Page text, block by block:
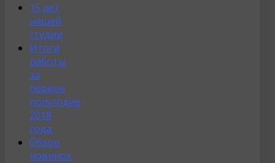
15 лет
нашей
студии
Итоги
работы
за
первое
полугодие
2018
года.
Обзор
новинок